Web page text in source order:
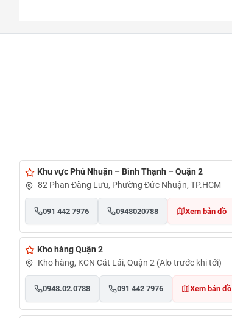
Khu vực Phú Nhuận – Bình Thạnh – Quận 2
82 Phan Đăng Lưu, Phường Đức Nhuận, TP.HCM
091 442 7976 0948020788 Xem bản đồ
Kho hàng Quận 2
Kho hàng, KCN Cát Lái, Quận 2 (Alo trước khi tới)
0948.02.0788 091 442 7976 Xem bản đồ